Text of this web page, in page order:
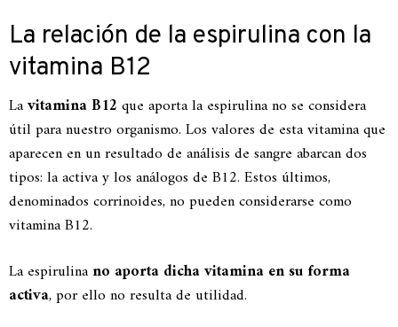
La relación de la espirulina con la
vitamina B12
Lavitamina B12 que aporta la espirulina no se considera
útil para nuestro organismo. Los valores de esta vitamina que
aparecen en un resultado de análisis de sangre abarcan dos
tipos: la activa y los análogos de B12. Estos últimos,
denominados corrinoides, no pueden considerarse como
vitamina B12.
La espirulinano aporta dicha vitamina en su forma
activa, por ello no resulta de utilidad.